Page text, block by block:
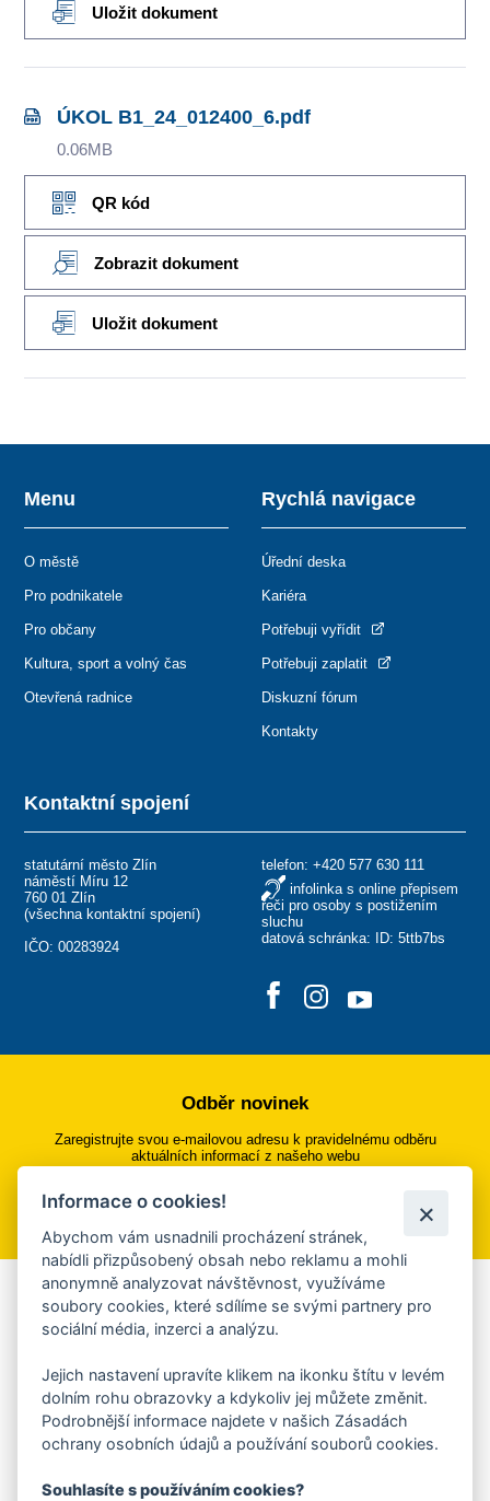
Uložit dokument
ÚKOL B1_24_012400_6.pdf
0.06MB
QR kód
Zobrazit dokument
Uložit dokument
Kontaktní spojení
statutární město Zlín
náměstí Míru 12
760 01 Zlín
(všechna kontaktní spojení)
IČO: 00283924
telefon: +420 577 630 111
infolinka s online přepisem
řeči pro osoby s postižením
sluchu
datová schránka: ID: 5ttb7bs
Menu
O městě
Pro podnikatele
Pro občany
Kultura, sport a volný čas
Otevřená radnice
Rychlá navigace
Úřední deska
Kariéra
Potřebuji vyřídit
Potřebuji zaplatit
Diskuzní fórum
Kontakty
Odběr novinek
Zaregistrujte svou e-mailovou adresu k pravidelnému odběru
aktuálních informací z našeho webu
Přihlásit se k odběru
Aplikace Mobilní rozhlas
Chcete dostávat do svého mobilu či mailu upozornění na
ankety, pozvánky na kulturní a sportovní akce?
Více informací o aplikaci
Informace o cookies!
Abychom vám usnadnili procházení stránek,
nabídli přizpůsobený obsah nebo reklamu a mohli
anonymně analyzovat návštěvnost, využíváme
soubory cookies, které sdílíme se svými partnery pro
sociální média, inzerci a analýzu.
Jejich nastavení upravíte klikem na ikonku štítu v levém
dolním rohu obrazovky a kdykoliv jej můžete změnit.
Podrobnější informace najdete v našich Zásadách
ochrany osobních údajů a používání souborů cookies.
Souhlasíte s používáním cookies?